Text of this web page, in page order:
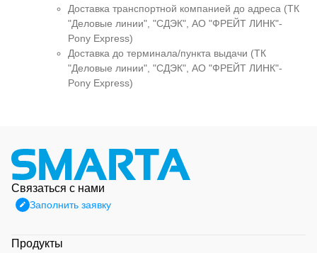
Доставка транспортной компанией до адреса (ТК
"Деловые линии", "СДЭК", АО "ФРЕЙТ ЛИНК"-
Pony Express)
Доставка до терминала/пункта выдачи (ТК
"Деловые линии", "СДЭК", АО "ФРЕЙТ ЛИНК"-
Pony Express)
Связаться с нами
Заполнить заявку
Продукты